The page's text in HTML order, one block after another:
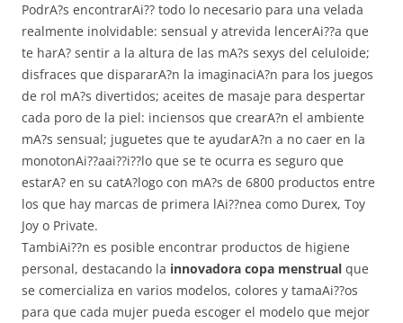
PodrA?s encontrarAi?? todo lo necesario para una velada
realmente inolvidable: sensual y atrevida lencerAi??a que
te harA? sentir a la altura de las mA?s sexys del celuloide;
disfraces que dispararA?n la imaginaciA?n para los juegos
de rol mA?s divertidos; aceites de masaje para despertar
cada poro de la piel: inciensos que crearA?n el ambiente
mA?s sensual; juguetes que te ayudarA?n a no caer en la
monotonAi??aai??i??lo que se te ocurra es seguro que
estarA? en su catA?logo con mA?s de 6800 productos entre
los que hay marcas de primera lAi??nea como Durex, Toy
Joy o Private.
TambiAi??n es posible encontrar productos de higiene
personal, destacando la innovadora copa menstrual que
se comercializa en varios modelos, colores y tamaAi??os
para que cada mujer pueda escoger el modelo que mejor